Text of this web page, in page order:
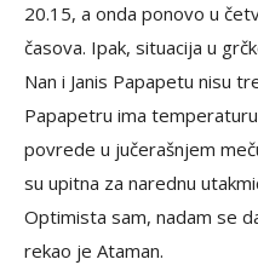
20.15, a onda ponovo u
časova. Ipak, situacija u
Nan i Janis Papapetu nisu
Papapetru ima
povrede u jučerašnjem
su upitna za narednu
Optimista sam, nadam se
rekao je Ataman.